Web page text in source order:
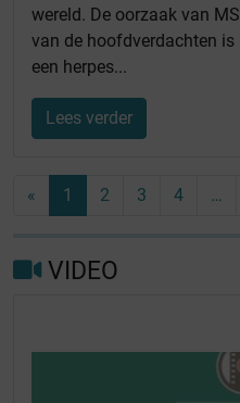
wereld. De oorzaak van
van de hoofdverdachten is
een herpes...
Lees verder
« 1 2 3 4 …
VIDEO